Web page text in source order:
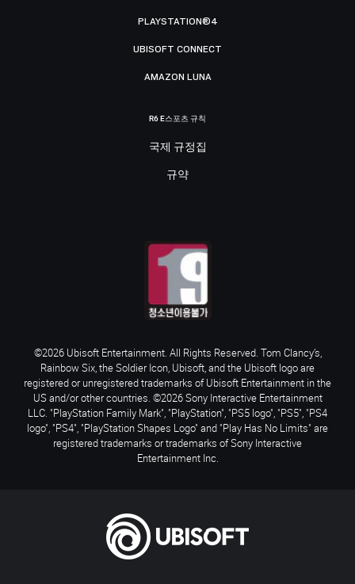
PLAYSTATION®4
UBISOFT CONNECT
AMAZON LUNA
R6 E스포츠 규칙
국제 규정집
규약
©2026 Ubisoft Entertainment. All Rights Reserved. Tom Clancy’s,
Rainbow Six, the Soldier Icon, Ubisoft, and the Ubisoft logo are
registered or unregistered trademarks of Ubisoft Entertainment in the
US and/or other countries. ©2026 Sony Interactive Entertainment
LLC. "PlayStation Family Mark", "PlayStation", "PS5 logo", "PS5", "PS4
logo", "PS4", "PlayStation Shapes Logo" and "Play Has No Limits" are
registered trademarks or trademarks of Sony Interactive
Entertainment Inc.